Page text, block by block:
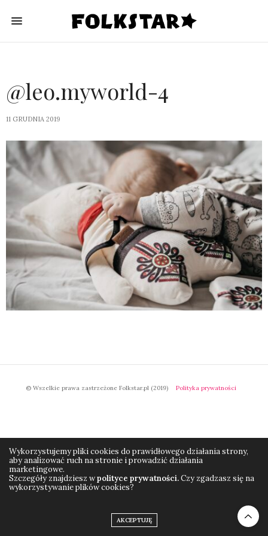
@leo.myworld-4
11 GRUDNIA 2019
© Wszelkie prawa zastrzeżone Folkstar.pl (2019) Polityka prywatności
Wykorzystujemy pliki cookies do prawidłowego działania strony,
aby analizować ruch na stronie i prowadzić działania
marketingowe.
Szczegóły znajdziesz wpolityce prywatności.Czy zgadzasz się na
wykorzystywanie plików cookies?
AKCEPTUJĘ